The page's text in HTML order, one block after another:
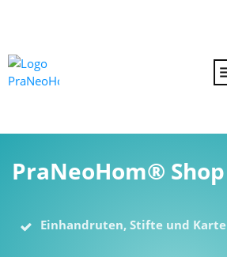
PraNeoHom® Shop
Einhandruten, Stifte und